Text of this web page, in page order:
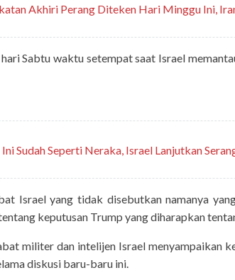
Akhiri Perang Diteken Hari Minggu Ini,
Sabtu waktu setempat saat Israel
Sudah Seperti Neraka, Israel Lanjutkan
Israel yang tidak disebutkan namanya
keputusan Trump yang diharapkan
militer dan intelijen Israel menyampaikan
diskusi baru-baru ini.